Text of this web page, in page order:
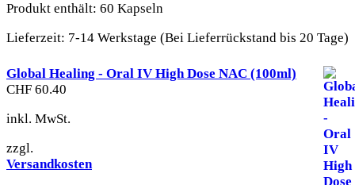
Produkt enthält: 60 Kapseln
Lieferzeit: 7-14 Werkstage (Bei Lieferrückstand bis 20 Tage)
Global Healing - Oral IV High Dose NAC (100ml)
CHF 60.40
inkl. MwSt.
zzgl.
Versandkosten